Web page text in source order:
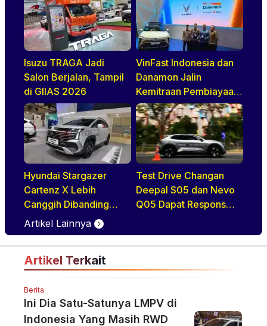
Isuzu TRAGA Jadi
Salon Berjalan, Tampil
di GIIAS 2026
VinFast Indonesia dan
Danamon Jalin
Kemitraan Pembiayaan
Dealer
Hyundai Stargazer
Cartenz X Lebih
Canggih Dibanding
Rivalnya Berkat Hal Ini
Test Drive Changan
Deepal S05 dan Nevo
Q05 Dapat Respons
Artikel Lainnya
Artikel Terkait
Berita
Ini Dia Satu-Satunya LMPV di
Indonesia Yang Masih RWD